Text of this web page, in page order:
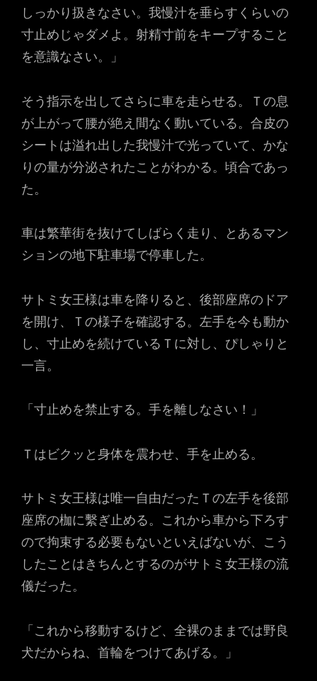
しっかり扱きなさい。我慢汁を垂らすくらいの
寸止めじゃダメよ。射精寸前をキープすること
を意識なさい。」
そう指示を出してさらに車を走らせる。Ｔの息
が上がって腰が絶え間なく動いている。合皮の
シートは溢れ出した我慢汁で光っていて、かな
りの量が分泌されたことがわかる。頃合であっ
た。
車は繁華街を抜けてしばらく走り、とあるマン
ションの地下駐車場で停車した。
サトミ女王様は車を降りると、後部座席のドア
を開け、Ｔの様子を確認する。左手を今も動か
し、寸止めを続けているＴに対し、ぴしゃりと
一言。
「寸止めを禁止する。手を離しなさい！」
Ｔはビクッと身体を震わせ、手を止める。
サトミ女王様は唯一自由だったＴの左手を後部
座席の枷に繫ぎ止める。これから車から下ろす
ので拘束する必要もないといえばないが、こう
したことはきちんとするのがサトミ女王様の流
儀だった。
「これから移動するけど、全裸のままでは野良
犬だからね、首輪をつけてあげる。」